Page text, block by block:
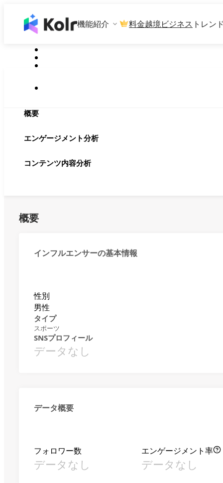
機能紹介 料金越境ビジネス トレン
概要
エンゲージメント分析
コンテンツ内容分析
概要
インフルエンサーの基本情報
性別
男性
タイプ
スポーツ
SNSプロフィール
データなし
データ概要
フォロワー数
データなし
エンゲージメント率
データなし